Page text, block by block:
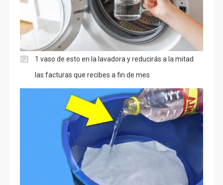
1 vaso de esto en la lavadora y reducirás a la mitad
las facturas que recibes a fin de mes